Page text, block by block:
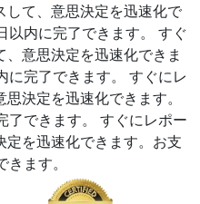
て、意思決定を迅速化で
内に完了できます。
すぐ
意思決定を迅速化できま
完了できます。
すぐにレ
決定を迅速化できます。
できます。
すぐにレポー
定を迅速化できます。お支
ます。